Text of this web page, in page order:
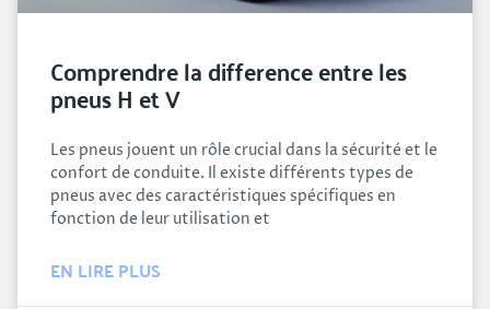
Comprendre la difference entre les
pneus H et V
Les pneus jouent un rôle crucial dans la sécurité et le
confort de conduite. Il existe différents types de
pneus avec des caractéristiques spécifiques en
fonction de leur utilisation et
EN LIRE PLUS